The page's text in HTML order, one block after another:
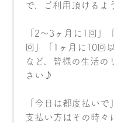
で、ご利用頂けるよ
「2〜3ヶ月に1回」
回」「1ヶ月に10回
など、皆様の生活の
さい♪
「今日は都度払いで
支払い方はその時々